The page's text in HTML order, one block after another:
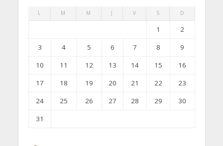
L M M J V S D
1
2
3
4 5 6 7 8
9
10
11 12 13 14 15
16
17
18 19 20 21 22
23
24
25 26 27 28 29
30
31